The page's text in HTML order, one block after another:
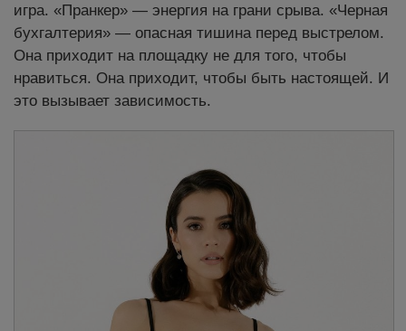
игра. «Пранкер» — энергия на грани срыва. «Черная
бухгалтерия» — опасная тишина перед выстрелом.
Она приходит на площадку не для того, чтобы
нравиться. Она приходит, чтобы быть настоящей. И
это вызывает зависимость.